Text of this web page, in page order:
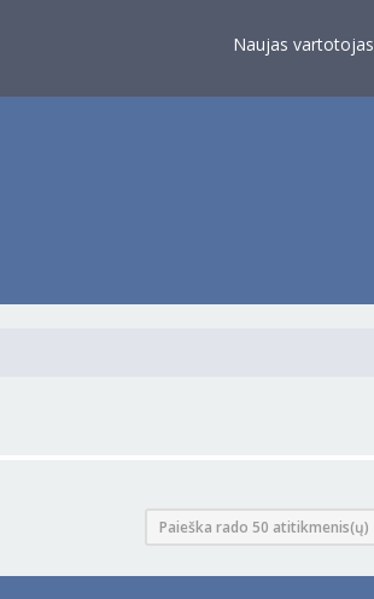
Naujas vartotojas
Paieška rado 50 atitikmenis(ų)